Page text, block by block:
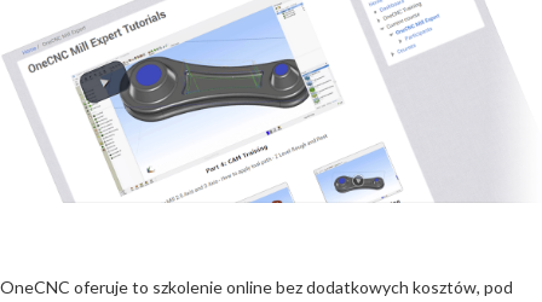
OneCNC oferuje to szkolenie online bez dodatkowych kosztów, pod